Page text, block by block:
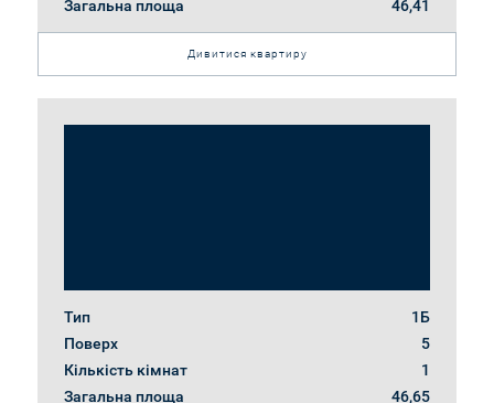
Загальна площа
46,41
Дивитися квартиру
Тип
1Б
Поверх
5
Кількість кімнат
1
Загальна площа
46,65